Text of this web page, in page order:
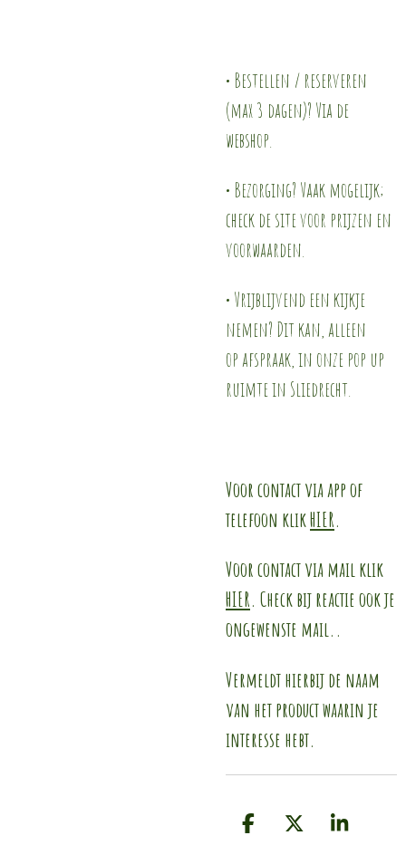
• Bestellen / reserveren
(max 3 dagen)? Via de
webshop.
• Bezorging? Vaak mogelijk;
check de site voor prijzen en
voorwaarden.
• Vrijblijvend een kijkje
nemen? Dit kan, alleen
op afspraak, in onze pop up
ruimte in Sliedrecht.
Voor contact via app of
telefoon klikHIER.
Voor contact via mail klik
HIER. Check bij reactie ook je
ongewenste mail..
Vermeldt hierbij de naam
van het product waarin je
interesse hebt.
D
D
S